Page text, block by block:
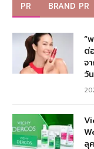
PR BRAND PR
“
ต่
จ
วั
ลุ